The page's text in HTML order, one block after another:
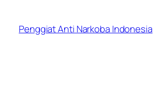
content
Penggiat Anti Narkoba Indonesia